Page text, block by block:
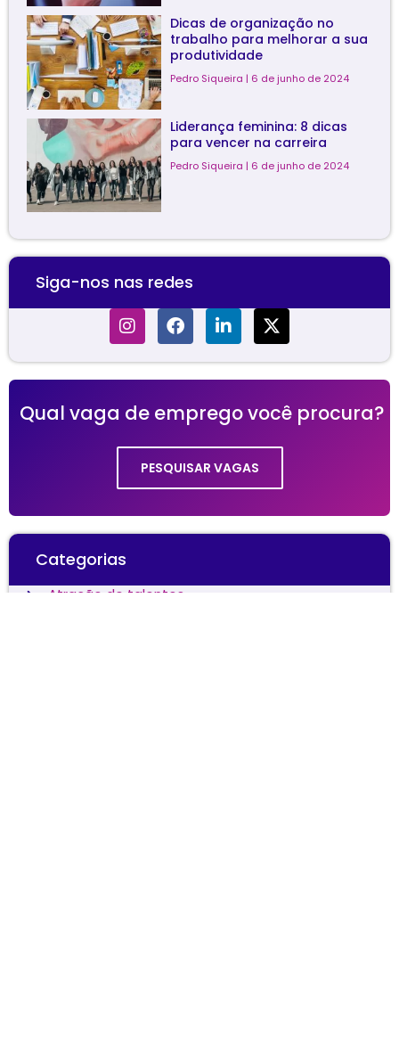
Dicas de organização no
trabalho para melhorar a sua
produtividade
Pedro Siqueira 6 de junho de 2024
Liderança feminina: 8 dicas
para vencer na carreira
Pedro Siqueira 6 de junho de 2024
Siga-nos nas redes
Qual vaga de emprego você procura?
PESQUISAR VAGAS
Categorias
Atração de talentos